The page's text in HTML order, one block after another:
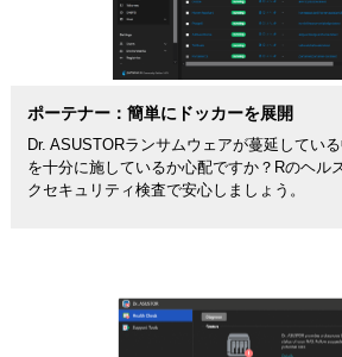
ポーテナー：簡単にドッカーを展開
Dr. ASUSTORランサムウェアが蔓延してい
を十分に施しているか心配ですか？Rのヘル
クセキュリティ検査で安心しましょう。